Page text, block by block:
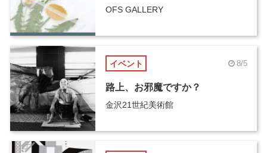
OFS GALLERY
イベント 8/5
路上、お邪魔ですか？
金沢21世紀美術館